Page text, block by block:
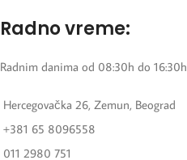
Radno vreme:
Radnim danima od 08:30h do 16:30h
Hercegovačka 26, Zemun, Beograd
+381 65 8096558
011 2980 751